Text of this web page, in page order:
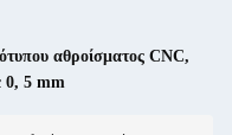
αθροίσματος CNC,
0, 5 mm